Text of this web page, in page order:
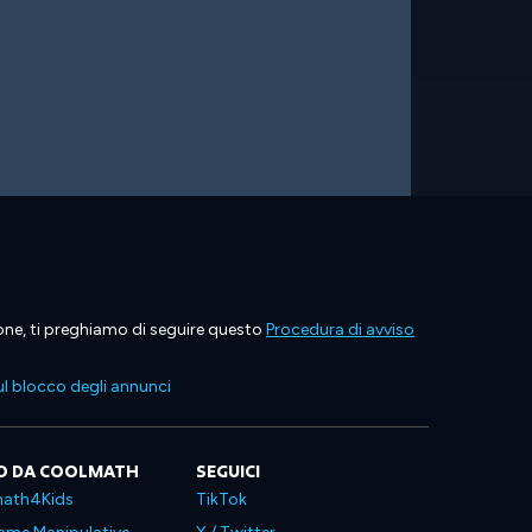
ti preghiamo di seguire questo Procedura di avviso
blocco degli annunci
DA COOLMATH SEGUICI
TikTok